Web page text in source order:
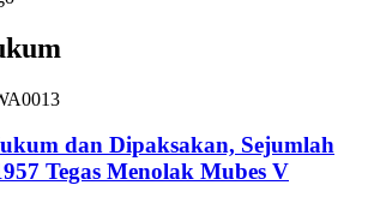
dan Dipaksakan, Sejumlah
Tegas Menolak Mubes V